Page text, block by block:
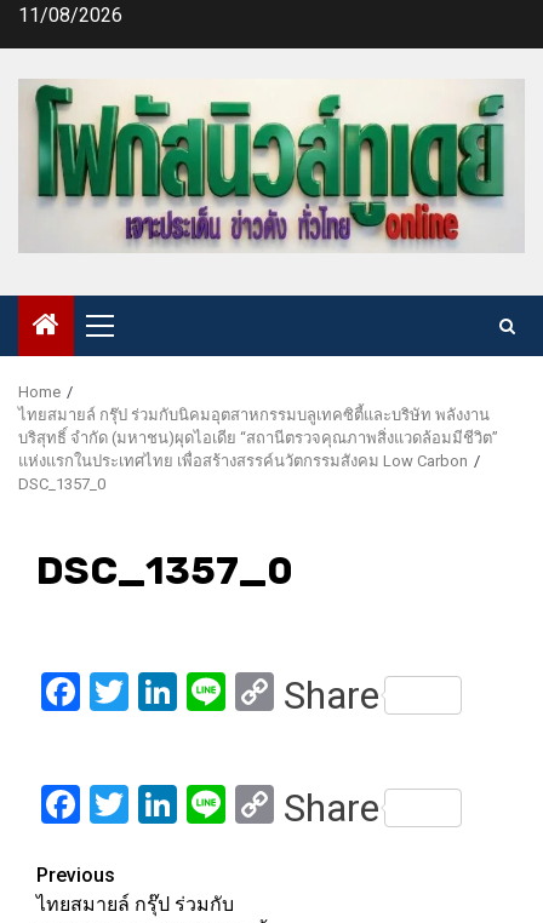
Skip11/08/2026
Primary
Menu
Home
ไทยสมายล์ กรุ๊ป ร่วมกับนิคมอุตสาหกรรมบลูเทคซิตี้และบริษัท พลังงาน
บริสุทธิ์ จำกัด (มหาชน)ผุดไอเดีย “สถานีตรวจคุณภาพสิ่งแวดล้อมมีชีวิต”
แห่งแรกในประเทศไทย เพื่อสร้างสรรค์นวัตกรรมสังคม Low Carbon
DSC_1357_0
DSC_1357_0
Facebook
Twitter
LinkedIn
LineCopy
Share
Facebook
Twitter
LinkedIn
LineCopy
Share
Post
Previous
ไทยสมายล์ กรุ๊ป ร่วมกับ